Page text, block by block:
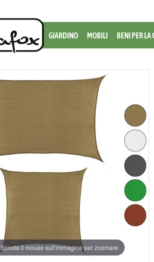
GIARDINO MOBILI BENI PER LA
Sposta il mouse sull'immagine per zoomare